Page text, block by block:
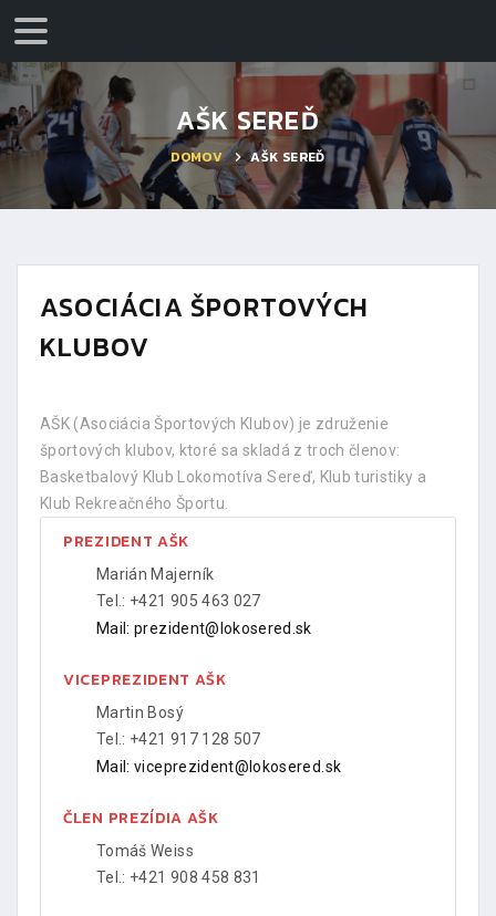
AŠK SEREĎ
DOMOV AŠK SEREĎ
ASOCIÁCIA ŠPORTOVÝCH
KLUBOV
AŠK (Asociácia Športových Klubov) je združenie
športových klubov, ktoré sa skladá z troch členov:
Basketbalový Klub Lokomotíva Sereď, Klub turistiky a
Klub Rekreačného Športu.
PREZIDENT AŠK
Marián Majerník
Tel.: +421 905 463 027
Mail: prezident@lokosered.sk
VICEPREZIDENT AŠK
Martin Bosý
Tel.: +421 917 128 507
Mail: viceprezident@lokosered.sk
ČLEN PREZÍDIA AŠK
Tomáš Weiss
Tel.: +421 908 458 831